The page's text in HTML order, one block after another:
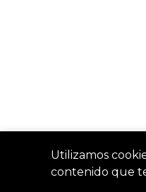
Utilizamos
contenido que